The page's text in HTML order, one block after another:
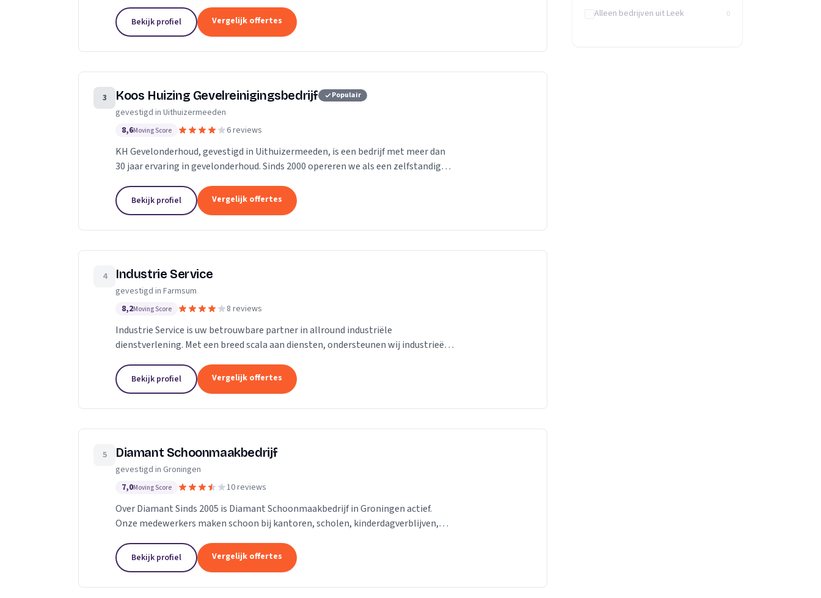
Bekijk profiel Vergelijk offertes
3 Koos Huizing Gevelreinigingsbedrijf Populair
gevestigd in Uithuizermeeden
8,6Moving Score 6 reviews
KH Gevelonderhoud, gevestigd in Uithuizermeeden, is een bedrijf met meer dan
30 jaar ervaring in gevelonderhoud. Sinds 2000 opereren we als een zelfstandig
Bekijk profiel Vergelijk offertes
4 Industrie Service
gevestigd in Farmsum
8,2Moving Score 8 reviews
Industrie Service is uw betrouwbare partner in allround industriële
dienstverlening. Met een breed scala aan diensten, ondersteunen wij industrieën
Bekijk profiel Vergelijk offertes
5 Diamant Schoonmaakbedrijf
gevestigd in Groningen
7,0Moving Score 10 reviews
Over Diamant Sinds 2005 is Diamant Schoonmaakbedrijf in Groningen actief.
Onze medewerkers maken schoon bij kantoren, scholen, kinderdagverblijven,
Bekijk profiel Vergelijk offertes
Alleen bedrijven uit Leek 0